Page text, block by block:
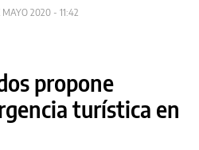
2020 - 11:42
propone
turística en